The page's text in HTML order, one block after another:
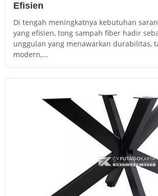
Efisien
Di tengah meningkatnya kebutuhan
yang efisien, tong sampah fiber hadir
unggulan yang menawarkan durabilitas,
modern,...